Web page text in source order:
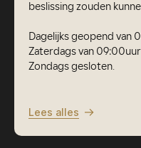
beslissing zouden
Dagelijks geopend van
Zaterdags van
Zondags gesloten.
Lees alles